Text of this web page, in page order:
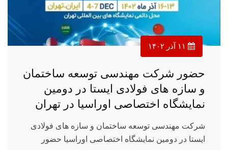
حضور شرکت مهندسی توسعه ساختمان
و سازه های فولادی ایستا در دومین
نمایشگاه اختصاصی اوراسیا در تهران
شرکت مهندسی توسعه ساختمان و سازه های فولادی
ایستا در دومین نمایشگاه اختصاصی اوراسیا حضور